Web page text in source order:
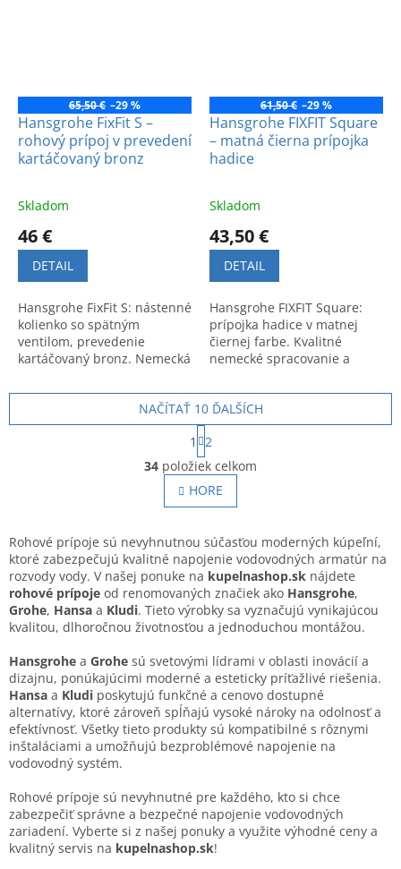
65,50 € –29 %
Hansgrohe FixFit S –
rohový prípoj v prevedení
kartáčovaný bronz
Skladom
46 €
DETAIL
Hansgrohe FixFit S: nástenné
kolienko so spätným
ventilom, prevedenie
kartáčovaný bronz. Nemecká
sprchový kút.
61,50 € –29 %
Hansgrohe FIXFIT Square
– matná čierna prípojka
hadice
Skladom
43,50 €
DETAIL
Hansgrohe FIXFIT Square:
prípojka hadice v matnej
čiernej farbe. Kvalitné
nemecké spracovanie a
O
v
l
á
a
c
i
e
p
r
k
y
v
ý
p
i
NAČÍTAŤ 10 ĎALŠÍCH
S
t
r
á
n
k
v
a
n
i
e
1
2
34 položiek celkom
HORE
Rohové prípoje sú nevyhnutnou súčasťou moderných kúpeľní,
ktoré zabezpečujú kvalitné napojenie vodovodných armatúr na
rozvody vody. V našej ponuke na kupelnashop.sk nájdete
rohové prípoje od renomovaných značiek ako Hansgrohe,
Grohe, Hansa a Kludi. Tieto výrobky sa vyznačujú vynikajúcou
kvalitou, dlhoročnou životnosťou a jednoduchou montážou.
Hansgrohe a Grohe sú svetovými lídrami v oblasti inovácií a
dizajnu, ponúkajúcimi moderné a esteticky príťažlivé riešenia.
Hansa a Kludi poskytujú funkčné a cenovo dostupné
alternatívy, ktoré zároveň spĺňajú vysoké nároky na odolnosť a
efektívnosť. Všetky tieto produkty sú kompatibilné s rôznymi
inštaláciami a umožňujú bezproblémové napojenie na
vodovodný systém.
Rohové prípoje sú nevyhnutné pre každého, kto si chce
zabezpečiť správne a bezpečné napojenie vodovodných
zariadení. Vyberte si z našej ponuky a využite výhodné ceny a
kvalitný servis na kupelnashop.sk!